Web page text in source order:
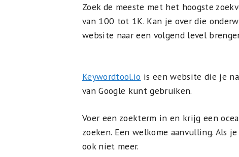
Zoek de meeste met het hoogste
van 100 tot 1K. Kan je over die
website naar een volgend level
Keywordtool.io is een website die je
van Google kunt gebruiken.
Voer een zoekterm in en krijg een
zoeken. Een welkome aanvulling. Als
ook niet meer.